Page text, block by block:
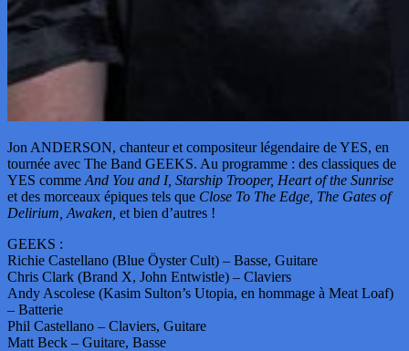
Jon ANDERSON, chanteur et compositeur légendaire de YES, en
tournée avec The Band GEEKS. Au programme : des classiques de
YES comme And You and I, Starship Trooper, Heart of the Sunrise
et des morceaux épiques tels que Close To The Edge, The Gates of
Delirium, Awaken, et bien d’autres !
GEEKS :
Richie Castellano (Blue Öyster Cult) – Basse, Guitare
Chris Clark (Brand X, John Entwistle) – Claviers
Andy Ascolese (Kasim Sulton’s Utopia, en hommage à Meat Loaf)
– Batterie
Phil Castellano – Claviers, Guitare
Matt Beck – Guitare, Basse